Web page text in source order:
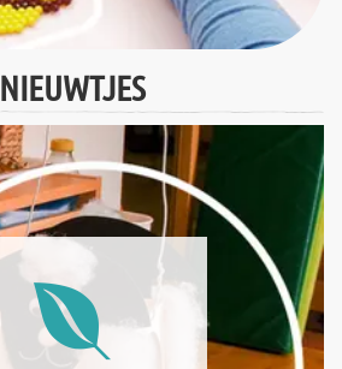
NIEUWTJES